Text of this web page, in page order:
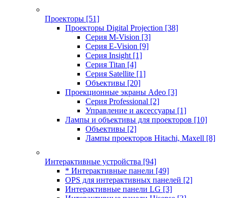
Проекторы [51]
Проекторы Digital Projection [38]
Серия M-Vision [3]
Серия E-Vision [9]
Серия Insight [1]
Серия Titan [4]
Серия Satellite [1]
Объективы [20]
Проекционные экраны Adeo [3]
Серия Professional [2]
Управление и аксессуары [1]
Лампы и объективы для проекторов [10]
Объективы [2]
Лампы проекторов Hitachi, Maxell [8]
Интерактивные устройства [94]
* Интерактивные панели [49]
OPS для интерактивных панелей [2]
Интерактивные панели LG [3]